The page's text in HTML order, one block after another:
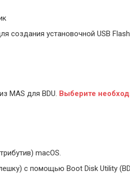
создания установочной USB
MAS для BDU. Выберите
macOS.
с помощью Boot Disk Utility